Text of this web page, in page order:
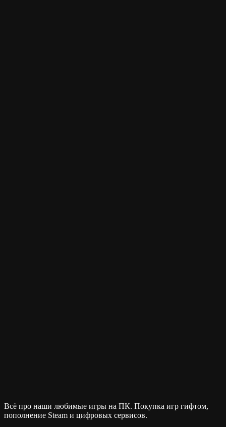
Всё про наши любимые игры на ПК. Покупка игр гифтом,
пополнение Steam и цифровых сервисов.